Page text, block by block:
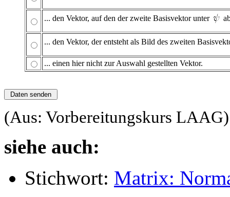
... den Vektor, auf den der zweite Basisvektor unter
... den Vektor, der entsteht als Bild des zweiten
... einen hier nicht zur Auswahl gestellten Vektor.
(Aus: Vorbereitungskurs LAAG)
siehe auch:
Stichwort: Matrix: